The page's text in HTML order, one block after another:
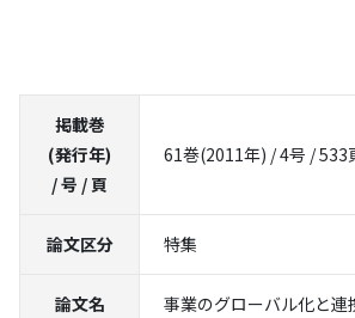
掲載巻
(発行年)
/ 号 / 頁
61巻(2011年) / 4号 / 533
論文区分 特集
論文名
事業のグローバル化と連